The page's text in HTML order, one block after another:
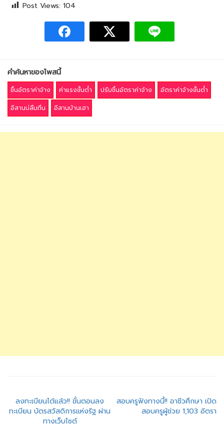
Post Views: 104
คำค้นหาของโพสนี้
ขึ้นอัตราค่าจ้าง ค่าแรงขั้นต่ำ ปรับขึ้นอัตราค่าจ้าง
อัตราค่าจ้างขั้นต่ำ
อีสานบ่ลืมถิ่น
อีสานบ้านเฮา
แนะแนว
เรื่อง
ลงทะเบียนได้แล้ว!! ขั้นตอนลง
ทะเบียน บัตรสวัสดิการแห่งรัฐ ผ่าน
ทางเว็บไซต์
สอบครูฟังทางนี้!! อาชีวศึกษา เปิด
สอบครูผู้ช่วย 1,103 อัตรา